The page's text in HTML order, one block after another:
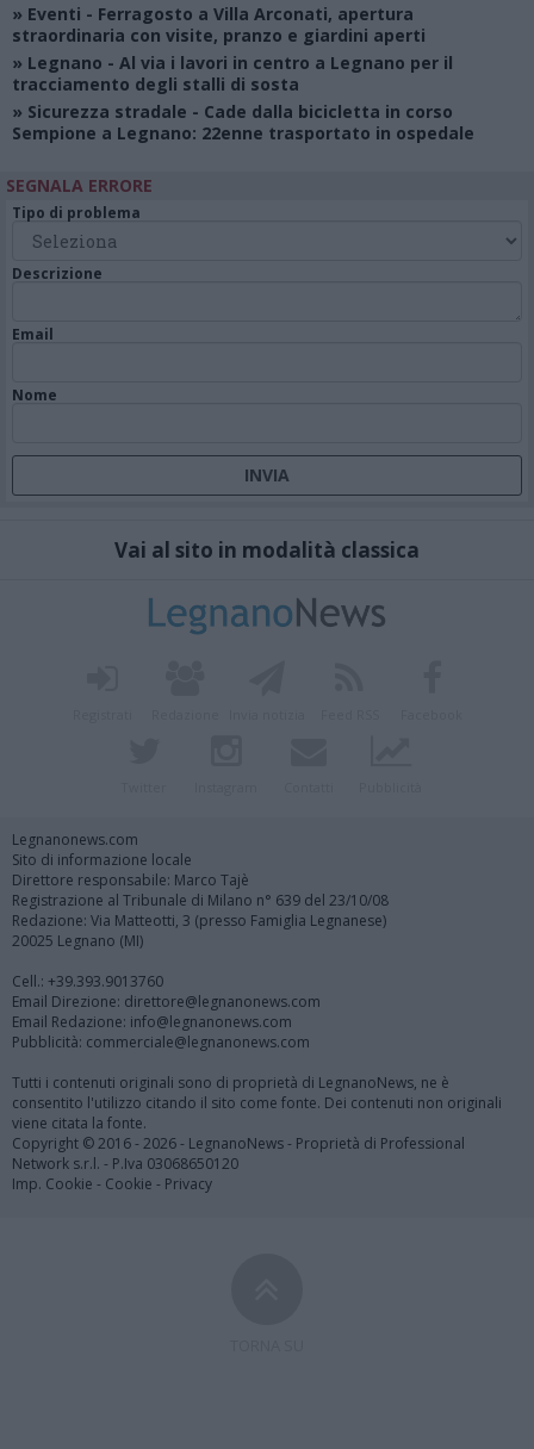
» Eventi - Ferragosto a Villa Arconati, apertura
straordinaria con visite, pranzo e giardini aperti
» Legnano - Al via i lavori in centro a Legnano per il
tracciamento degli stalli di sosta
» Sicurezza stradale - Cade dalla bicicletta in corso
Sempione a Legnano: 22enne trasportato in ospedale
SEGNALA ERRORE
Tipo di problema
Descrizione
Email
Nome
Vai al sito in modalità classica
Legnanonews.com
Sito di informazione locale
Direttore responsabile: Marco Tajè
Registrazione al Tribunale di Milano n° 639 del 23/10/08
Redazione: Via Matteotti, 3 (presso Famiglia Legnanese)
20025 Legnano (MI)
Cell.: +39.393.9013760
Email Direzione: direttore@legnanonews.com
Email Redazione: info@legnanonews.com
Pubblicità: commerciale@legnanonews.com
Tutti i contenuti originali sono di proprietà di LegnanoNews, ne è
consentito l'utilizzo citando il sito come fonte. Dei contenuti non originali
viene citata la fonte.
Copyright © 2016 - 2026 - LegnanoNews - Proprietà di Professional
Network s.r.l. - P.Iva 03068650120
Imp. Cookie - Cookie - Privacy